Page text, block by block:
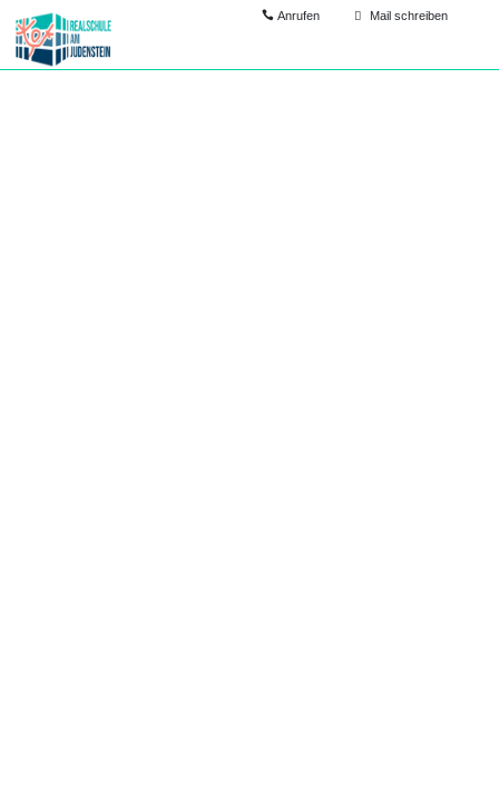
Anrufen Mail schreiben